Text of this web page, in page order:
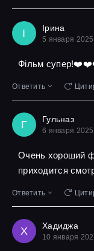
І Ірина
5 января
Фільм
Ответить
Г Гульназ
6 января
Очень хороший
приходится
Ответить
Х Хадиджа
10 января